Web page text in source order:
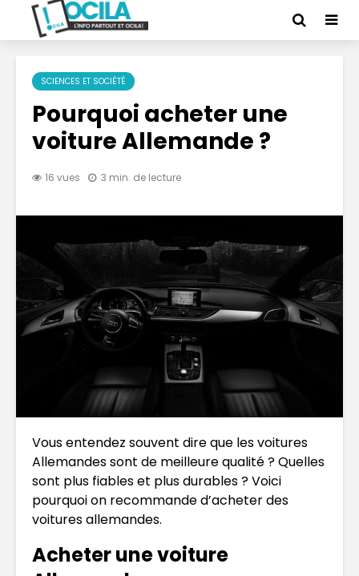
SCIENCES ET SOCIÉTÉ
Pourquoi acheter une
voiture Allemande ?
16 vues 3 min. de lecture
Vous entendez souvent dire que les voitures
Allemandes sont de meilleure qualité ? Quelles
sont plus fiables et plus durables ? Voici
pourquoi on recommande d’acheter des
voitures allemandes.
Acheter une voiture